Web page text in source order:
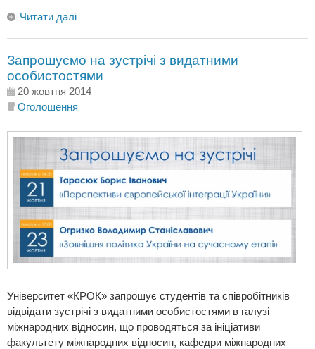
Читати далі
Запрошуємо на зустрічі з видатними
особистостями
20 жовтня 2014
Оголошення
Університет «КРОК» запрошує студентів та співробітників
відвідати зустрічі з видатними особистостями в галузі
міжнародних відносин, що проводяться за ініціативи
факультету міжнародних відносин, кафедри міжнародних